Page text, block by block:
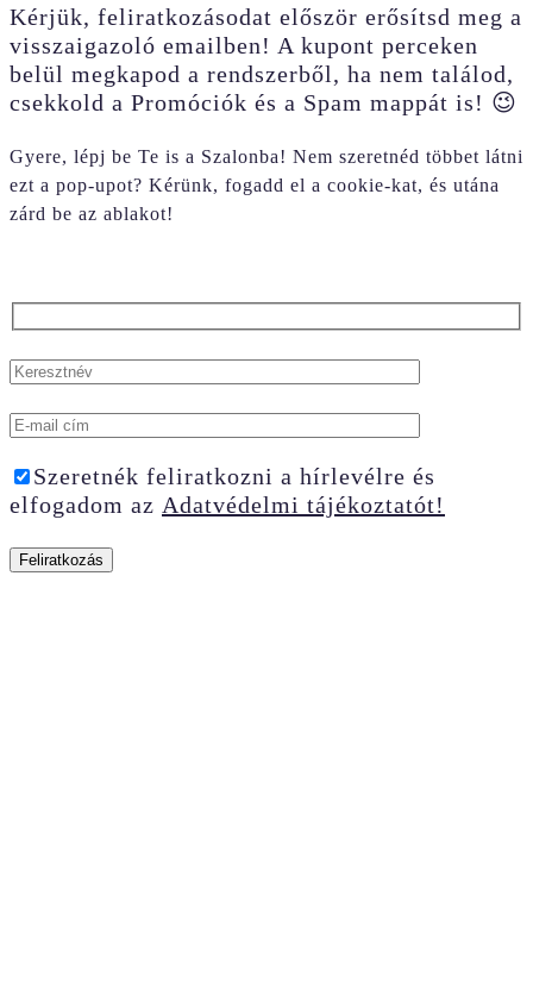
Kérjük, feliratkozásodat először erősítsd meg a
visszaigazoló emailben! A kupont perceken
belül megkapod a rendszerből, ha nem találod,
csekkold a Promóciók és a Spam mappát is! 😉
Gyere, lépj be Te is a Szalonba! Nem szeretnéd többet látni
ezt a pop-upot? Kérünk, fogadd el a cookie-kat, és utána
zárd be az ablakot!
Szeretnék feliratkozni a hírlevélre és
elfogadom az Adatvédelmi tájékoztatót!